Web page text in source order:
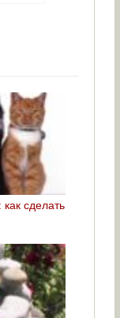
сделать